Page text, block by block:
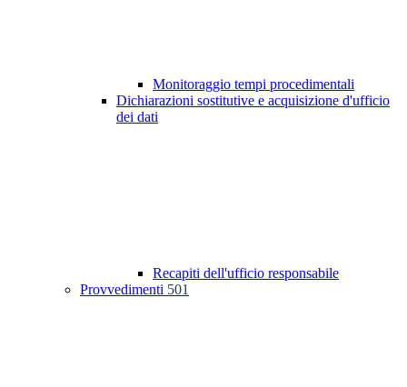
Monitoraggio tempi procedimentali
Dichiarazioni sostitutive e acquisizione d'ufficio
dei dati
Recapiti dell'ufficio responsabile
Provvedimenti 501